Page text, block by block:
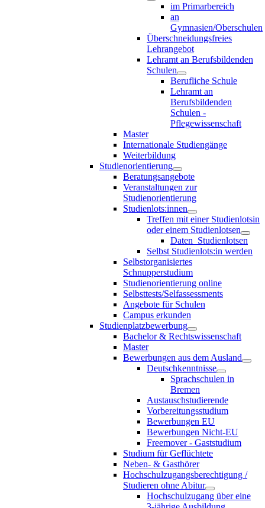
im Primarbereich
an
Gymnasien/Oberschulen
Überschneidungsfreies
Lehrangebot
Lehramt an Berufsbildenden
Schulen
Berufliche Schule
Lehramt an
Berufsbildenden
Schulen -
Pflegewissenschaft
Master
Internationale Studiengänge
Weiterbildung
Studienorientierung
Beratungsangebote
Veranstaltungen zur
Studienorientierung
Studienlots:innen
Treffen mit einer Studienlotsin
oder einem Studienlotsen
Daten_Studienlotsen
Selbst Studienlots:in werden
Selbstorganisiertes
Schnupperstudium
Studienorientierung online
Selbsttests/Selfassessments
Angebote für Schulen
Campus erkunden
Studienplatzbewerbung
Bachelor & Rechtswissenschaft
Master
Bewerbungen aus dem Ausland
Deutschkenntnisse
Sprachschulen in
Bremen
Austauschstudierende
Vorbereitungsstudium
Bewerbungen EU
Bewerbungen Nicht-EU
Freemover - Gaststudium
Studium für Geflüchtete
Neben- & Gasthörer
Hochschulzugangsberechtigung /
Studieren ohne Abitur
Hochschulzugang über eine